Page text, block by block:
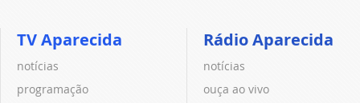
TV Aparecida
notícias
programação
Rádio Aparecida
notícias
ouça ao vivo